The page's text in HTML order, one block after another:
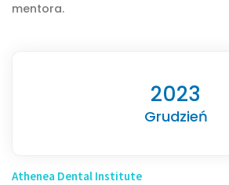
mentora.
2023
Grudzień
Athenea Dental Institute